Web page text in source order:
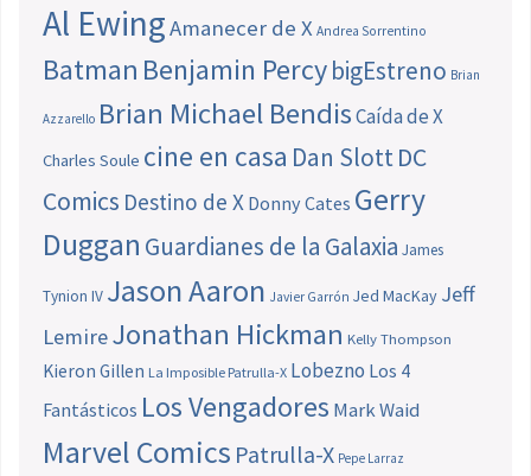
Al EwingAmanecer de X Andrea Sorrentino
Batman Benjamin PercybigEstreno Brian
Azzarello Brian Michael BendisCaída de X
Charles Soule cine en casa Dan SlottDC
Comics Destino de X Donny Cates Gerry
Duggan Guardianes de la Galaxia James
Tynion IV Jason Aaron Javier Garrón Jed MacKay Jeff
LemireJonathan Hickman Kelly Thompson
Kieron Gillen La Imposible Patrulla-X Lobezno Los 4
Fantásticos Los Vengadores Mark Waid
Marvel Comics Patrulla-X Pepe Larraz